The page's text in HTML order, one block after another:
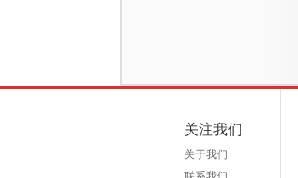
关注我们
关于我们